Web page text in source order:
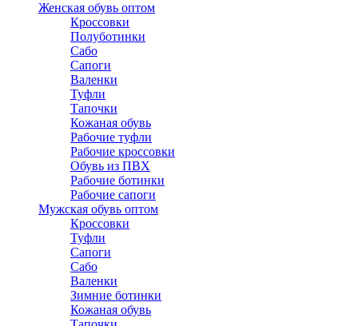
Женская обувь оптом
Кроссовки
Полуботинки
Сабо
Сапоги
Валенки
Туфли
Тапочки
Кожаная обувь
Рабочие туфли
Рабочие кроссовки
Обувь из ПВХ
Рабочие ботинки
Рабочие сапоги
Мужская обувь оптом
Кроссовки
Туфли
Сапоги
Сабо
Валенки
Зимние ботинки
Кожаная обувь